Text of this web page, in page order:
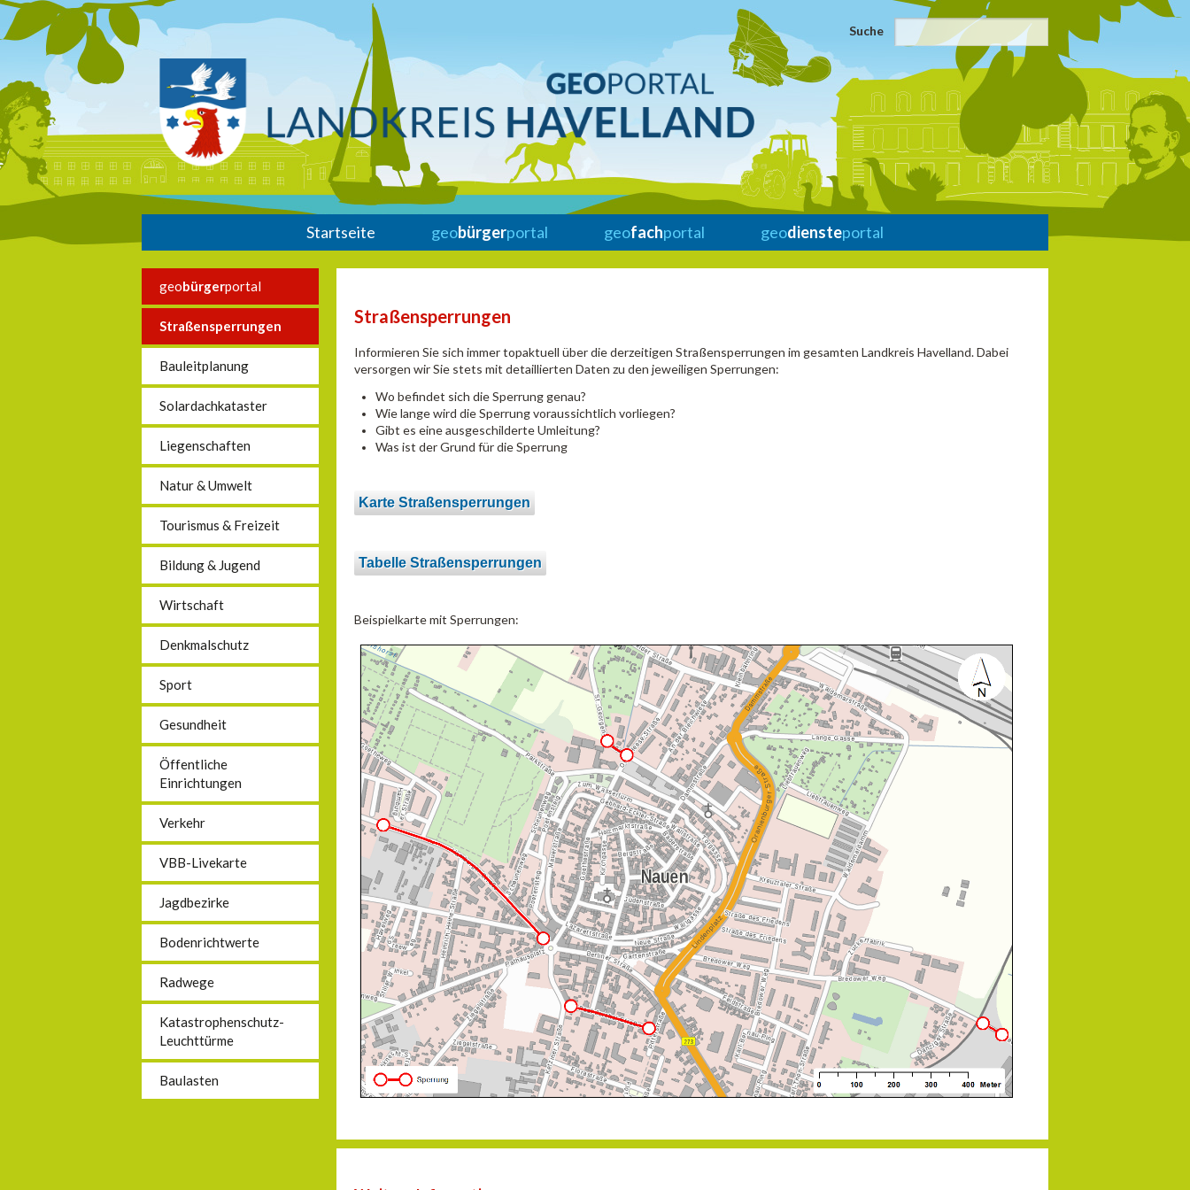
Suche
Startseite geobürgerportal geofachportal geodiensteportal
geobürgerportal
Straßensperrungen
Bauleitplanung
Solardachkataster
Liegenschaften
Natur & Umwelt
Tourismus & Freizeit
Bildung & Jugend
Wirtschaft
Denkmalschutz
Sport
Gesundheit
Öffentliche
Einrichtungen
Verkehr
VBB-Livekarte
Jagdbezirke
Bodenrichtwerte
Radwege
Katastrophenschutz-
Leuchttürme
Baulasten
Straßensperrungen
Informieren Sie sich immer topaktuell über die derzeitigen Straßensperrungen im gesamten Landkreis Havelland. Dabei
versorgen wir Sie stets mit detaillierten Daten zu den jeweiligen Sperrungen:
Wo befindet sich die Sperrung genau?
Wie lange wird die Sperrung voraussichtlich vorliegen?
Gibt es eine ausgeschilderte Umleitung?
Was ist der Grund für die Sperrung
Karte Straßensperrungen
Tabelle Straßensperrungen
Beispielkarte mit Sperrungen: